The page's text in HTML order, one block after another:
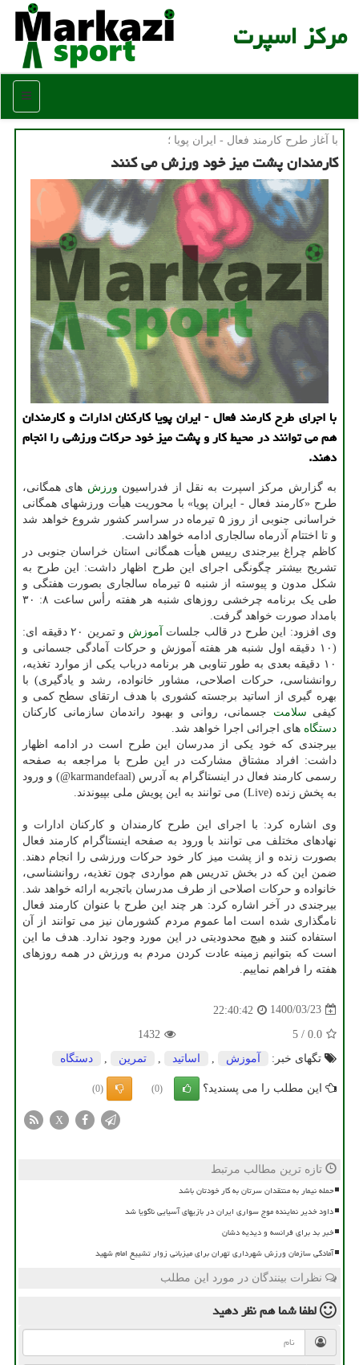
مركز اسپرت
منو
با آغاز طرح كارمند فعال - ایران پویا ؛
كارمندان پشت میز خود ورزش می كنند
با اجرای طرح کارمند فعال - ایران پویا کارکنان ادارات و کارمندان
هم می توانند در محیط کار و پشت میز خود حرکات ورزشی را انجام
دهند.
به گزارش مرکز اسپرت به نقل از فدراسیون ورزش های همگانی،
طرح «کارمند فعال - ایران پویا» با محوریت هیأت ورزشهای همگانی
خراسانی جنوبی از روز ۵ تیرماه در سراسر کشور شروع خواهد شد
و تا اختتام آذرماه سالجاری ادامه خواهد داشت.
کاظم چراغ بیرجندی رییس هیأت همگانی استان خراسان جنوبی در
تشریح بیشتر چگونگی اجرای این طرح اظهار داشت: این طرح به
شکل مدون و پیوسته از شنبه ۵ تیرماه سالجاری بصورت هفتگی و
طی یک برنامه چرخشی روزهای شنبه هر هفته رأس ساعت ۸: ۳۰
بامداد صورت خواهد گرفت.
وی افزود: این طرح در قالب جلسات
آموزش
و تمرین ۲۰ دقیقه ای:
(۱۰ دقیقه اول شنبه هر هفته آموزش و حرکات آمادگی جسمانی و
۱۰ دقیقه بعدی به طور تناوبی هر برنامه درباب یکی از موارد تغذیه،
روانشناسی، حرکات اصلاحی، مشاور خانواده، رشد و یادگیری) با
بهره گیری از اساتید برجسته کشوری با هدف ارتقای سطح کمی و
کیفی سلامت جسمانی، روانی و بهبود راندمان سازمانی کارکنان
دستگاه های اجرائی اجرا خواهد شد.
بیرجندی که خود یکی از مدرسان این طرح است در ادامه اظهار
داشت: افراد مشتاق مشارکت در این طرح با مراجعه به صفحه
رسمی کارمند فعال در اینستاگرام به آدرس (karmandefaal@) و ورود
به پخش زنده (Live) می توانند به این پویش ملی بپیوندند.
وی اشاره کرد: با اجرای این طرح کارمندان و کارکنان ادارات و
نهادهای مختلف می توانند با ورود به صفحه اینستاگرام کارمند فعال
بصورت زنده و از پشت میز کار خود حرکات ورزشی را انجام دهند.
ضمن این که در بخش تدریس هم مواردی چون تغذیه، روانشناسی،
خانواده و حرکات اصلاحی از طرف مدرسان باتجربه ارائه خواهد شد.
بیرجندی در آخر اشاره کرد: هر چند این طرح با عنوان کارمند فعال
نامگذاری شده است اما عموم مردم کشورمان نیز می توانند از آن
استفاده کنند و هیچ محدودیتی در این مورد وجود ندارد. هدف ما این
است که بتوانیم زمینه عادت کردن مردم به ورزش در همه روزهای
هفته را فراهم نماییم.
1400/03/23
22:40:42
0.0
/
5
1432
تگهای خبر:
آموزش اساتید تمرین دستگاه
این مطلب را می پسندید؟ (0)
(0)
X
تازه ترین مطالب مرتبط
حمله نیمار به منتقدان سرتان به کار خودتان باشد
داود خدیر نماینده موج سواری ایران در بازیهای آسیایی ناگویا شد
خبر بد برای فرانسه و دیدیه دشان
آمادگی سازمان ورزش شهرداری تهران برای میزبانی زوار تشییع امام شهید
نظرات بینندگان در مورد این مطلب
لطفا شما همنظر دهید